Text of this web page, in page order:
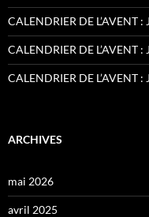
CALENDRIER DE L’AVENT :
CALENDRIER DE L’AVENT :
CALENDRIER DE L’AVENT :
ARCHIVES
mai 2026
avril 2025